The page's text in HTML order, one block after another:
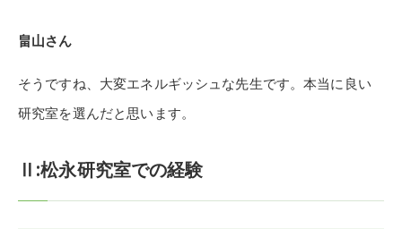
畠山さん
そうですね、大変エネルギッシュな先生です。本当に良い
研究室を選んだと思います。
Ⅱ:松永研究室での経験